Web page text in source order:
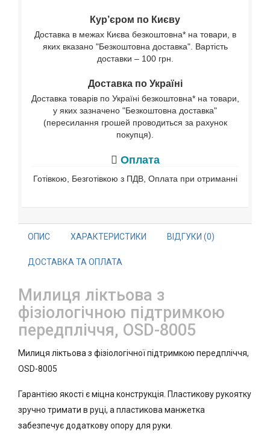
Кур’єром по Києву
Доставка в межах Києва безкоштовна* на товари, в
яких вказано "Безкоштовна доставка". Вартість
доставки – 100 грн.
Доставка по Україні
Доставка товарів по Україні безкоштовна* на товари,
у яких зазначено "Безкоштовна доставка"
(пересилання грошей проводиться за рахунок
покупця).
Оплата
Готівкою, Безготівкою з ПДВ, Оплата при отриманні
ОПИС ХАРАКТЕРИСТИКИ ВІДГУКИ (0)
ДОСТАВКА ТА ОПЛАТА
Милиця ліктьова з
фізіологічною підтримкою
передпліччя, OSD-8005
Милиця ліктьова з фізіологічної підтримкою передпліччя,
OSD-8005
Гарантією якості є міцна конструкція. Пластикову рукоятку
зручно тримати в руці, а пластикова манжетка
забезпечує додаткову опору для руки.